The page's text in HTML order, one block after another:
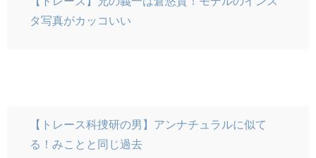
タ写真がカッコいい
【トレース科捜研の男】アンナチュラルに似て
る！みことと同じ過去